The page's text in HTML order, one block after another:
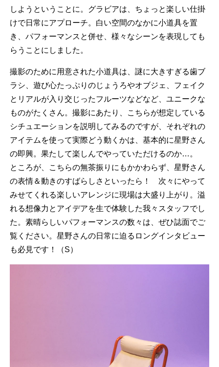
しようということに。グラビアは、ちょっと楽しい仕掛
けで日常にアプローチ。白い空間のなかに小道具を置
き、パフォーマンスと併せ、様々なシーンを表現しても
らうことにしました。
撮影のために用意された小道具は、謎に大きすぎる歯ブ
ラシ、遊び心たっぷりのじょうろやオブジェ、フェイク
とリアルが入り交じったフルーツなどなど、ユニークな
ものがたくさん。撮影にあたり、こちらが想定している
シチュエーションを説明してみるのですが、それぞれの
アイテムを使って実際どう動くかは、基本的に星野さん
の即興。果たして楽しんでやっていただけるのか…。
ところが、こちらの無茶振りにもかかわらず、星野さん
の表情＆動きのすばらしさといったら！ 次々にやって
みせてくれる楽しいアレンジに現場は大盛り上がり。溢
れる想像力とアイデアを生で体験した我々スタッフでし
た。素晴らしいパフォーマンスの数々は、ぜひ誌面でご
覧ください。星野さんの日常に迫るロングインタビュー
も必見です！（S）